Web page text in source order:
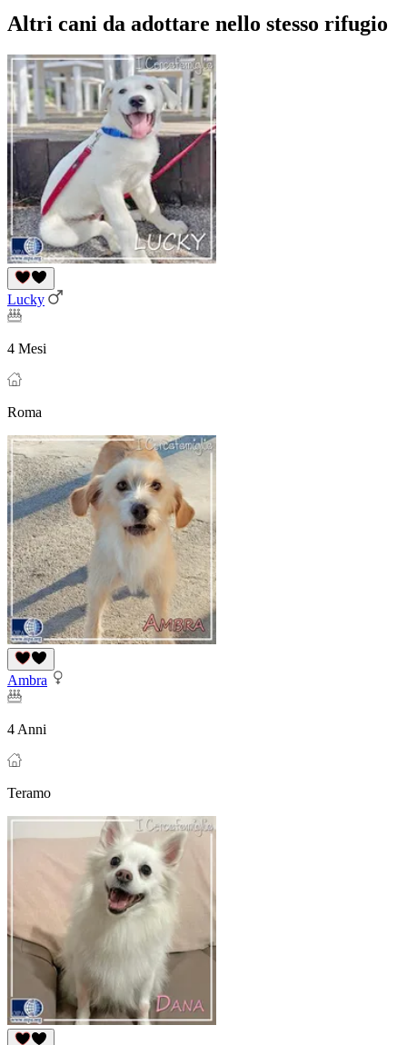
Altri cani da adottare nello stesso rifugio
Lucky
4 Mesi
Roma
Ambra
4 Anni
Teramo